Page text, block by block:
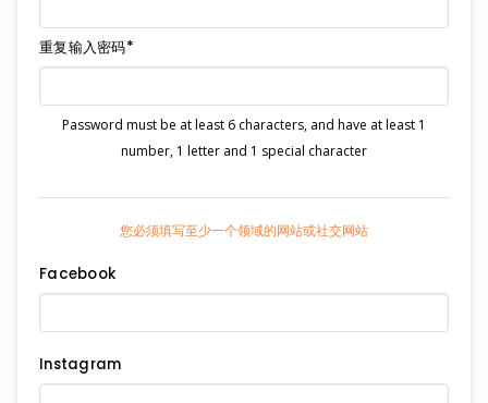
重复输入密码*
Password must be at least 6 characters, and have at least 1
number, 1 letter and 1 special character
您必须填写至少一个领域的网站或社交网站
Facebook
Instagram